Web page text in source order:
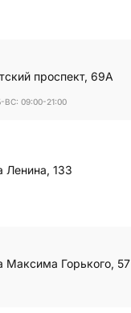
проспект, 69А
ВС: 09:00-21:00
Ленина, 133
Максима Горького, 57